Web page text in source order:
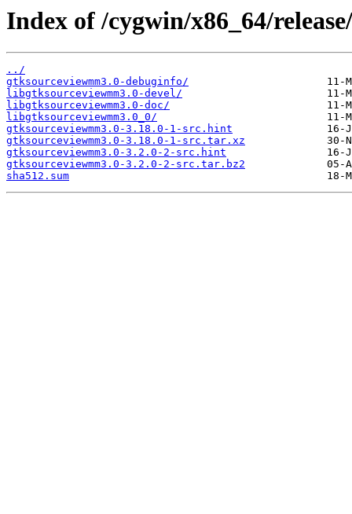
Index of /cygwin/x86_64/
../
gtksourceviewmm3.0-debuginfo/
libgtksourceviewmm3.0-devel/
libgtksourceviewmm3.0-doc/
libgtksourceviewmm3.0_0/
gtksourceviewmm3.0-3.18.0-1-src.hint
gtksourceviewmm3.0-3.18.0-1-src.tar.xz
gtksourceviewmm3.0-3.2.0-2-src.hint
gtksourceviewmm3.0-3.2.0-2-src.tar.bz2
sha512.sum